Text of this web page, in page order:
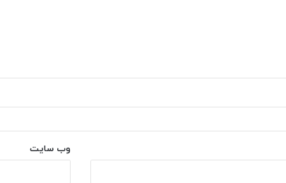
وب‌ سایت